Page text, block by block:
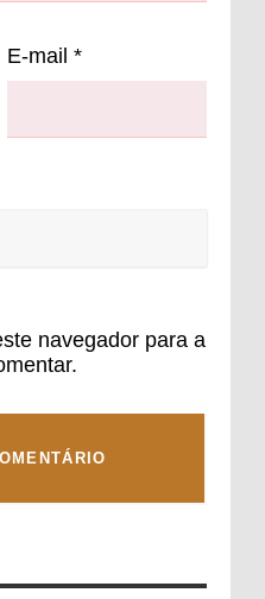
E-mail *
navegador para a